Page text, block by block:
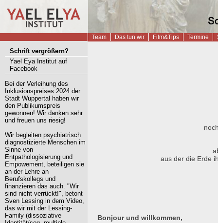
Team Das tun wir Film&Tips Termine
Schrift vergrößern?
Yael Eya Institut auf
Facebook
Bei der Verleihung des
Inklusionspreises 2024 der
Stadt Wuppertal haben wir
den Publikumspreis
gewonnen! Wir danken sehr
und freuen uns riesig!
Wir begleiten psychiatrisch
diagnostizierte Menschen im
Sinne von
Entpathologisierung und
Empowement, beteiligen sie
an der Lehre an
Berufskollegs und
finanzieren das auch. "Wir
sind nicht verrückt!", betont
Sven Lessing in dem Video,
das wir mit der Lessing-
Family (dissoziative
aus der die Erde
Bonjour und willkommen,